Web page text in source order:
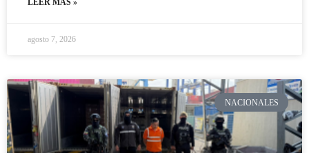
LEER MÁS »
agosto 7, 2026
NACIONALES